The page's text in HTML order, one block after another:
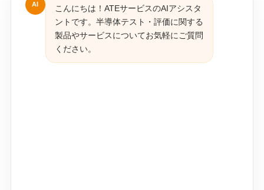
AI
こんにちは！ATEサービスのAIアシスタ
ントです。半導体テスト・評価に関する
製品やサービスについてお気軽にご質問
ください。